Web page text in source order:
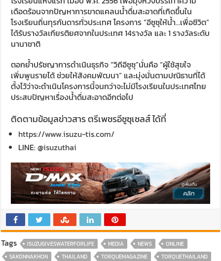
เดือดร้อนจากปัญหาการขาดแคลนน้ำดื่มสะอาดที่เกิดขึ้นใน
โรงเรียนถิ่นทุรกันดารทั่วประเทศ โครงการ “อีซูซุให้น้ำ…เพื่อชีวิต”
ได้รับรางวัลเกียรติยศจากในประเทศ 14รางวัล และ 1 รางวัลระดับ
นานาชาติ
ตอกย้ำปรัชญาการดำเนินธุรกิจ “วิถีอีซูซุ”นั่นคือ “ผู้ใช้สุขใจ
เพิ่มพูนรายได้ ช่วยให้สังคมพัฒนา” และมุ่งมั่นตามปณิธานที่ได้
ตั้งไว้ว่าจะดำเนินโครงการนี้จนกว่าจะไม่มีโรงเรียนในประเทศไทย
ประสบปัญหาเรื่องน้ำดื่มสะอาดอีกต่อไป
ติดตามข้อมูลข่าวสาร ตรีเพชรอีซูซุเซลส์ ได้ที่
https://www.isuzu-tis.com/
LINE:@isuzuthai
Tags ISUZUGIVESWATERFORLIFE MEDIA NEWS
ONLINE
SAKONNAKHON
THAILAND TORQUEMAGAZINE
TORQUETHAILAND